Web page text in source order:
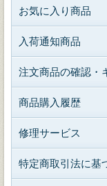
お気に入り商品
入荷通知商品
注文商品の確認・
商品購入履歴
修理サービス
特定商取引法に基